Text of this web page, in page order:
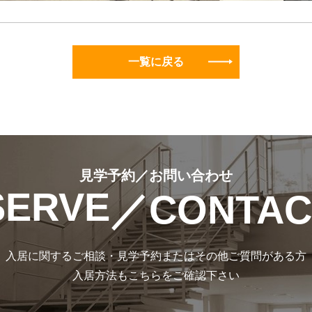
一覧に戻る
見学予約／お問い合わせ
／
入居に関するご相談・見学予約またはその他ご質問がある方
入居方法もこちらをご確認下さい